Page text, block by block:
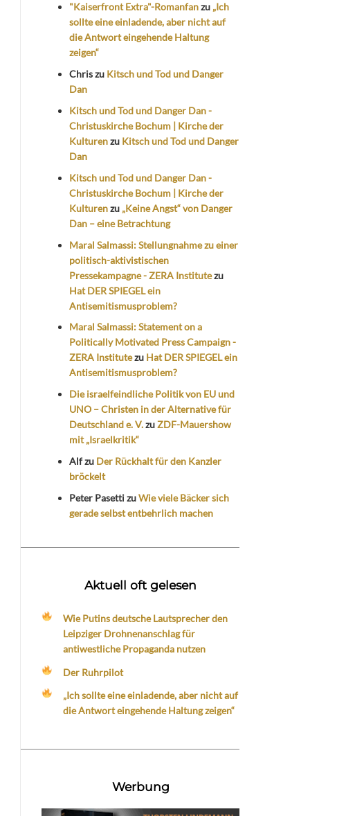
"Kaiserfront Extra"-Romanfanzu „Ich
sollte eine einladende, aber nicht auf
die Antwort eingehende Haltung
zeigen“
Chriszu Kitsch und Tod und Danger
Dan
Kitsch und Tod und Danger Dan -
Christuskirche Bochum | Kirche der
Kulturenzu Kitsch und Tod und Danger
Dan
Kitsch und Tod und Danger Dan -
Christuskirche Bochum | Kirche der
Kulturenzu „Keine Angst“ von Danger
Dan – eine Betrachtung
Maral Salmassi: Stellungnahme zu einer
politisch-aktivistischen
Pressekampagne - ZERA Institutezu
Hat DER SPIEGEL ein
Antisemitismusproblem?
Maral Salmassi: Statement on a
Politically Motivated Press Campaign -
ZERA Institutezu Hat DER SPIEGEL ein
Antisemitismusproblem?
Die israelfeindliche Politik von EU und
UNO – Christen in der Alternative für
Deutschland e. V.zuZDF-Mauershow
mit „Israelkritik“
Alfzu Der Rückhalt für den Kanzler
bröckelt
Peter PasettizuWie viele Bäcker sich
gerade selbst entbehrlich machen
Aktuell oft gelesen
Wie Putins deutsche Lautsprecher den
Leipziger Drohnenanschlag für
antiwestliche Propaganda nutzen
Der Ruhrpilot
„Ich sollte eine einladende, aber nicht auf
die Antwort eingehende Haltung zeigen“
Werbung